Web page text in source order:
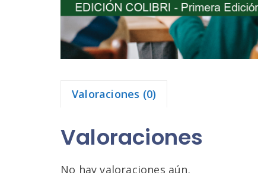
Valoraciones (0)
Valoraciones
No hay valoraciones aún.